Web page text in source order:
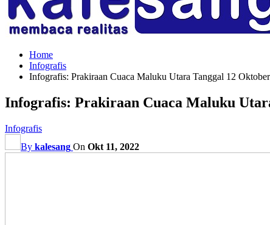
Home
Infografis
Infografis: Prakiraan Cuaca Maluku Utara Tanggal 12
Infografis: Prakiraan Cuaca Maluku
Infografis
By kalesang On Okt 11, 2022